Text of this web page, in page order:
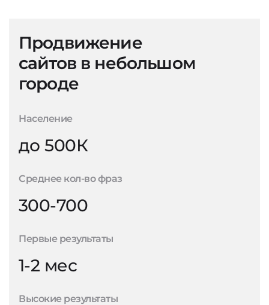
Продвижение
сайтов в небольшом
городе
Население
до 500К
Среднее кол-во фраз
300-700
Первые результаты
1-2 мес
Высокие результаты